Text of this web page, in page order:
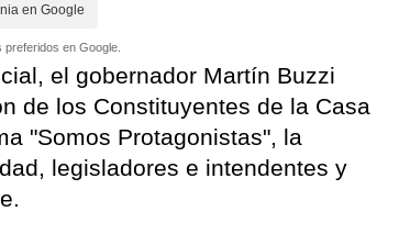
en Google
en Google.
el gobernador Martín Buzzi
de los Constituyentes de la Casa
"Somos Protagonistas", la
legisladores e intendentes y